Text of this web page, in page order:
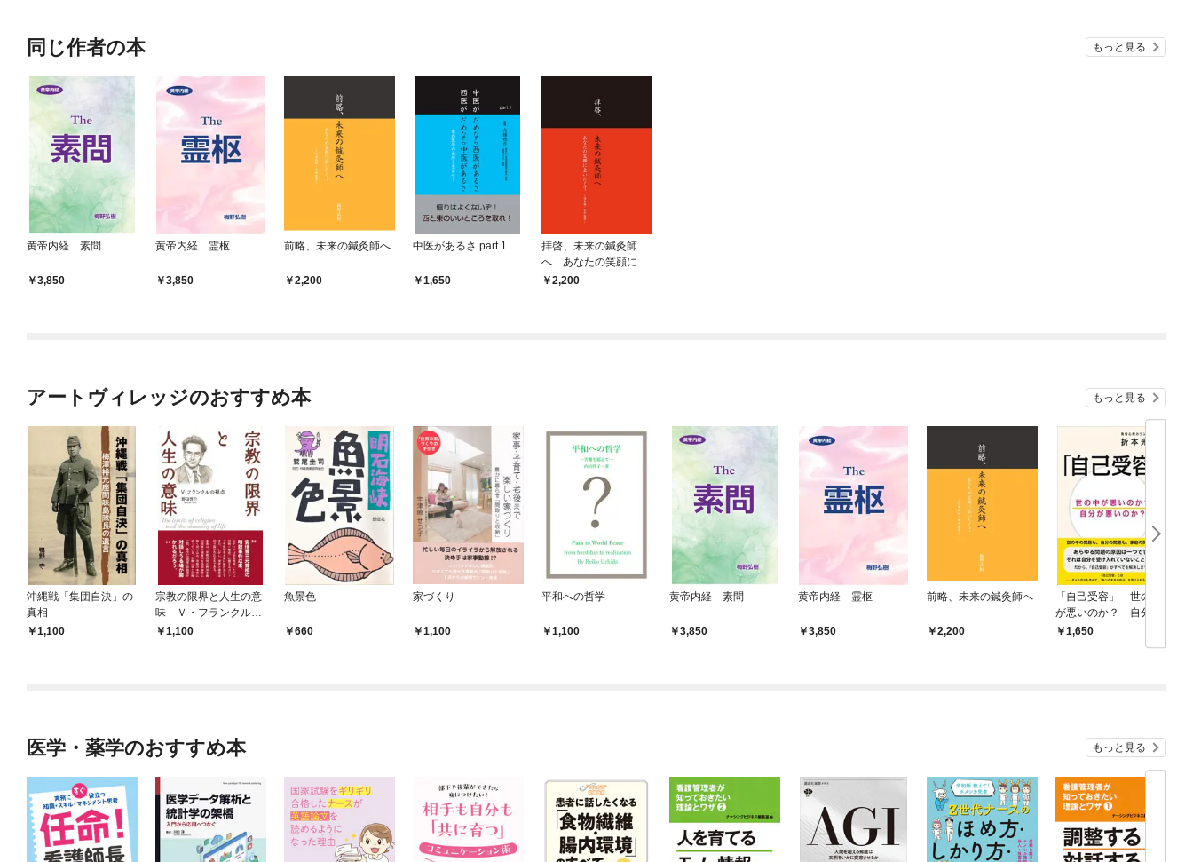
同じ作者の本 もっと見る
黄帝内経 素問
3,850
黄帝内経 霊枢
3,850
前略、未来の鍼灸師へ
2,200
中医があるさ part 1
1,650
拝啓、未来の鍼灸師
へ あなたの笑顔に会
いたくて ～日本発・
2,200
アートヴィレッジのおすすめ本 もっと見る
沖縄戦「集団自決」の
真相
1,100
宗教の限界と人生の意
味 Ｖ・フランクルの
視点1,100
魚景色
660
家づくり
1,100
平和への哲学
1,100
黄帝内経 素問
3,850
黄帝内経 霊枢
3,850
前略、未来の鍼灸師へ
2,200
「自己受容」 世の中
が悪いのか？ 自分が
悪いのか？
1,650
医学・薬学のおすすめ本 もっと見る